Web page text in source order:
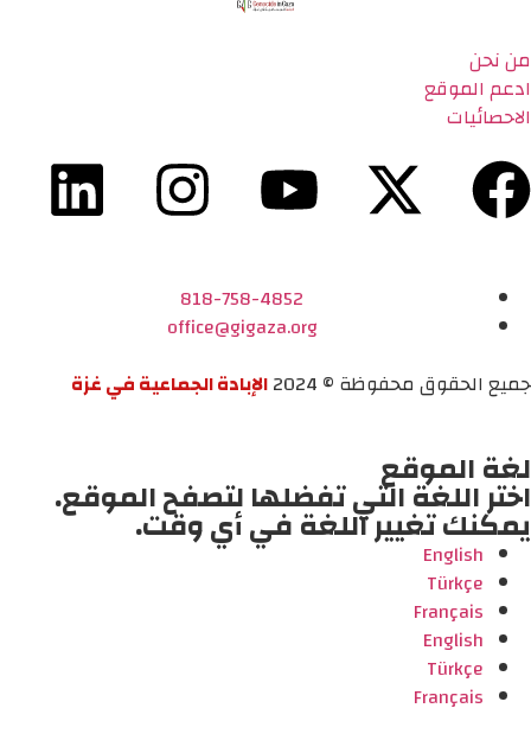
من نحن
ادعم الموقع
الاحصائيات
818-758-4852
office@gigaza.org
جميع الحقوق محفوظة © 2024
الإبادة الجماعية في غزة
لغة الموقع
اختر اللغة التي تفضلها لتصفح الموقع.
يمكنك تغيير اللغة في أي وقت.
English
Türkçe
Français
English
Türkçe
Français